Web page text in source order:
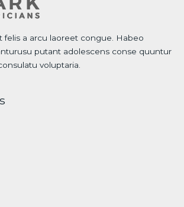
felis a arcu laoreet congue. Habeo
putant adolescens conse quuntur
voluptaria.